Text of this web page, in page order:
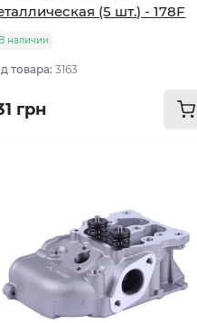
(5 шт.) - 178F
В наличии
товара:3163
грн